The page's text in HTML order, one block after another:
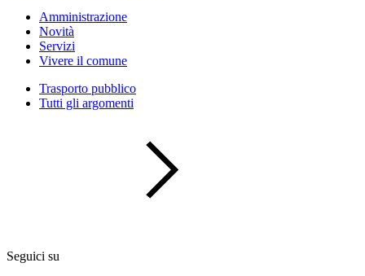
Amministrazione
Novità
Servizi
Vivere il comune
Trasporto pubblico
Tutti gli argomenti
Seguici su